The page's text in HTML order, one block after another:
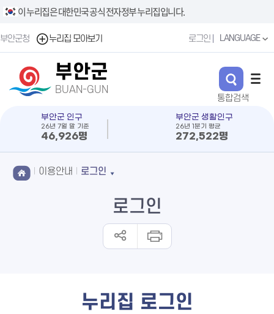
이 누리집은 대한민국 공식 전자정부 누리집입니다.
부안군청 누리집 모아보기 로그인 LANGUAGE
부안군
BUAN-GUN
부안군 인구
26년 7월 말 기준
46,926명
부안군 생활인구
26년 1분기 평균
272,522명
이용안내 로그인
로그인
누리집 로그인